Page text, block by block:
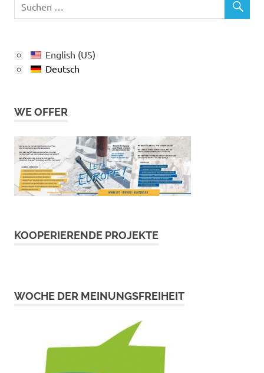
English (US)
Deutsch
WE OFFER
KOOPERIERENDE PROJEKTE
WOCHE DER MEINUNGSFREIHEIT